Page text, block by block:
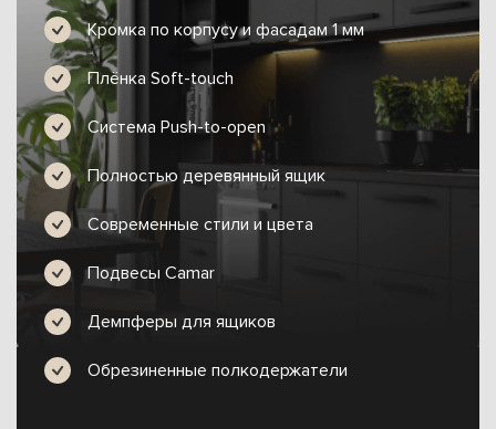
Кромка по корпусу и фасадам 1 мм
Плёнка Soft-touch
Система Push-to-open
Полностью деревянный ящик
Современные стили и цвета
Подвесы Camar
Демпферы для ящиков
Обрезиненные полкодержатели